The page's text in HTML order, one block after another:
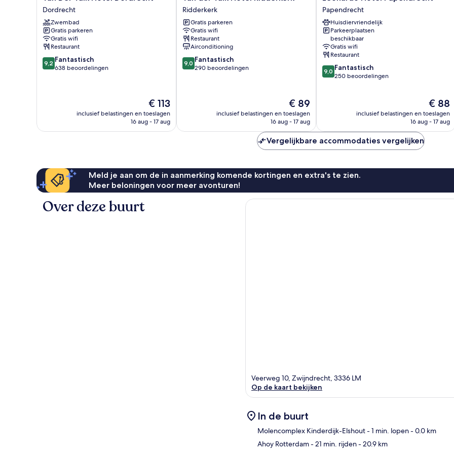
Der
Valk
Hotel
Dordrecht
Dordrecht
Dordrecht
Zwembad
Gratis parkeren
Gratis wifi
Restaurant
9.2
van
9,2 Fantastisch
638 beoordelingen
De
prijs
is
€ 113
inclusief belastingen en toeslagen
16 aug - 17 aug
der
Valk
Hotel
Ridderkerk
Ridderkerk
Ridderkerk
Gratis parkeren
Gratis wifi
Restaurant
Airconditioning
9.0
van
9,0 Fantastisch
290 beoordelingen
De
prijs
is
€ 89
inclusief belastingen en toeslagen
16 aug - 17 aug
Hotel
Papendrecht
Papendrecht
Papendrecht
Huisdiervriendelijk
Parkeerplaatsen
beschikbaar
Gratis wifi
Restaurant
9.0
van
beoordelingen
9,0 Fantastisch
250 beoordelingen
De
prijs
is
€ 88
inclusief belastingen en toeslagen
16 aug - 17 aug
Vergelijkbare accommodaties vergelijken
Meld je aan om de in aanmerking komende kortingen en extra's te zien.
Meer beloningen voor meer avonturen!
Over deze buurt
Veerweg 10, Zwijndrecht, 3336 LM
Op de kaart bekijken
In de buurt
Molencomplex Kinderdijk-Elshout- 1 min. lopen- 0.0 km
Ahoy Rotterdam- 21 min. rijden- 20.9 km